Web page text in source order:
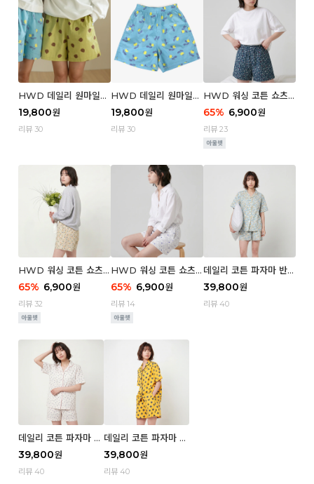
HWD 데일리 원마일
쇼츠 - 03 Poodle (우
먼)
19,800원
리뷰 30
HWD 데일리 원마일
쇼츠 - 02 Chouchou
(우먼)
19,800원
리뷰 30
HWD 워싱 코튼 쇼츠
(우먼) - 03 Berry tre
e
65% 6,900원
리뷰 23
HWD 워싱 코튼 쇼츠
(우먼) - 02 Retro flo
wer
65% 6,900원
리뷰 32
HWD 워싱 코튼 쇼츠
(우먼) - 01 Blue whal
e
65% 6,900원
리뷰 14
데일리 코튼 파자마 반팔
세트 (우먼) - 03 Sum
mer lane
39,800원
리뷰 40
데일리 코튼 파자마 반
팔 세트 (우먼) - 02
Blue cherry
39,800원
리뷰 40
데일리 코튼 파자마 반
팔 세트 (우먼) - 01 Mi
z
39,800원
리뷰 40